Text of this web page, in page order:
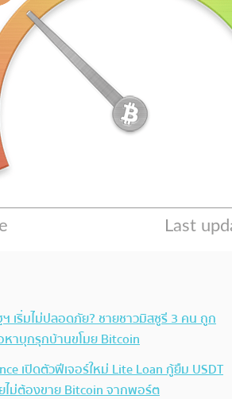
เริ่มไม่ปลอดภัย? ชายชาวมิสซูรี 3 คน ถูก
าบุกรุกบ้านขโมย Bitcoin
เปิดตัวฟีเจอร์ใหม่ Lite Loan กู้ยืม USDT
ไม่ต้องขาย Bitcoin จากพอร์ต